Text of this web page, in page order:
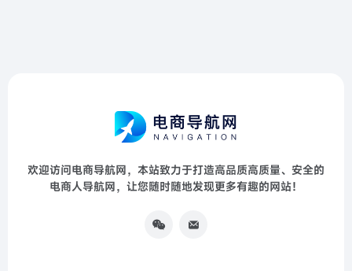
欢迎访问电商导航网，本站致力于打造高品质高质量、安全的
电商人导航网，让您随时随地发现更多有趣的网站！